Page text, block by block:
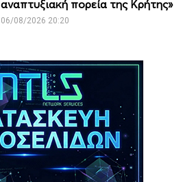
αναπτυξιακή πορεία της Κρήτης»
06/08/2026 20:20